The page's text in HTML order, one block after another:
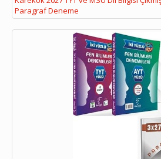
Paragraf Deneme